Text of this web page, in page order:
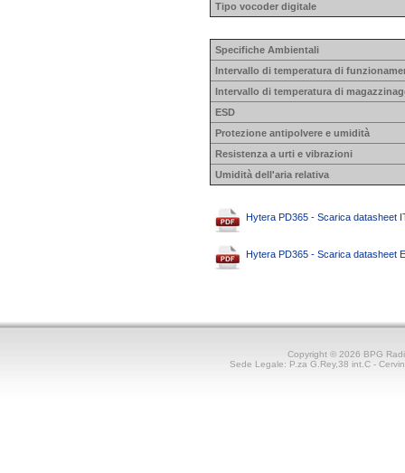
Tipo vocoder digitale
Specifiche Ambientali
Intervallo di temperatura di
Intervallo di temperatura di
ESD
Protezione antipolvere e umidità
Resistenza a urti e vibrazioni
Umidità dell'aria relativa
Hytera PD365 - Scarica datasheet
Hytera PD365 - Scarica datasheet
Copyright © 2026 BPG
Sede Legale: P.za G.Rey,38 int.C -